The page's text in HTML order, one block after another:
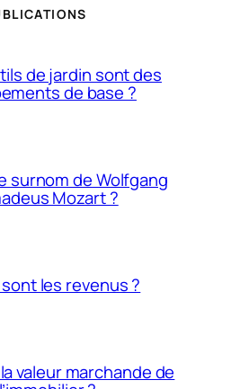
de jardin sont des
de base ?
surnom de Wolfgang
Mozart ?
les revenus ?
valeur marchande de